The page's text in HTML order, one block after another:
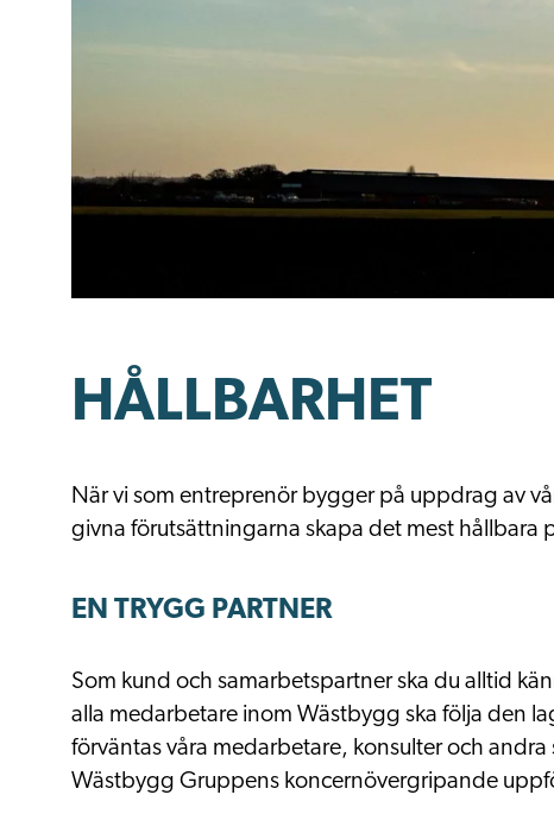
HÅLLBARHET
När vi som entreprenör bygger på uppdrag av
givna förutsättningarna skapa det mest hållbara
EN TRYGG PARTNER
Som kund och samarbetspartner ska du alltid
alla medarbetare inom Wästbygg ska följa den
förväntas våra medarbetare, konsulter och
Wästbygg Gruppens koncernövergripande